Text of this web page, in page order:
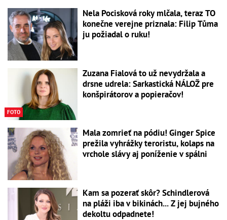
Nela Pocisková roky mlčala, teraz TO
konečne verejne priznala: Filip Tůma
ju požiadal o ruku!
FOTO
Zuzana Fialová to už nevydržala a
drsne udrela: Sarkastická NÁLOŽ pre
konšpirátorov a popieračov!
Mala zomrieť na pódiu! Ginger Spice
prežila vyhrážky teroristu, kolaps na
vrchole slávy aj poníženie v spálni
Kam sa pozerať skôr? Schindlerová
na pláži iba v bikinách... Z jej bujného
dekoltu odpadnete!